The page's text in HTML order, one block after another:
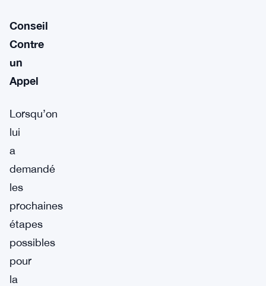
Conseil
Contre
un
Appel
Lorsqu’on
lui
a
demandé
les
prochaines
étapes
possibles
pour
la